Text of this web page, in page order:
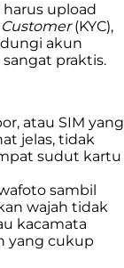
upload
(KYC),
akun
praktis.
atau SIM yang
jelas, tidak
sudut kartu
sambil
wajah tidak
kacamata
yang cukup